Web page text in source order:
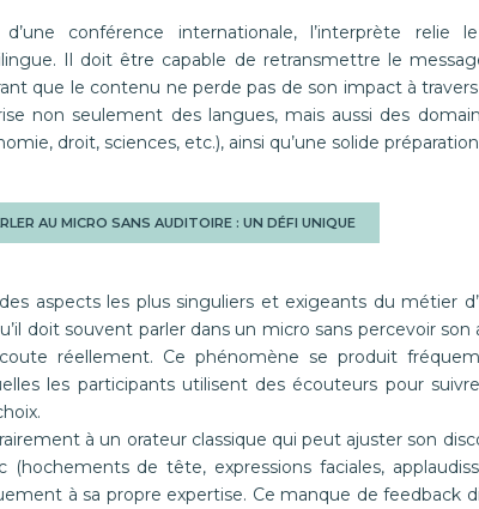
d’une conférence internationale, l’interprète relie
Il doit être capable de retransmettre le
que le contenu ne perde pas de son impact à
non seulement des langues, mais aussi des
droit, sciences, etc.), ainsi qu’une solide
AU MICRO SANS AUDITOIRE : UN DÉFI UNIQUE
des aspects les plus singuliers et exigeants du métier
doit souvent parler dans un micro sans percevoir
réellement. Ce phénomène se produit
les participants utilisent des écouteurs pour
à un orateur classique qui peut ajuster son
(hochements de tête, expressions faciales,
à sa propre expertise. Ce manque de feedback